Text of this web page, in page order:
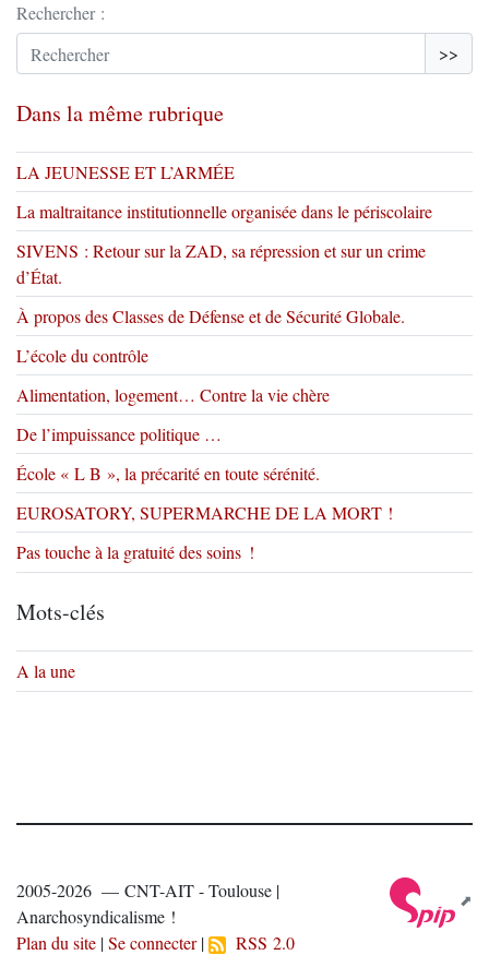
Rechercher :
>>
Dans la même rubrique
LA JEUNESSE ET L’ARMÉE
La maltraitance institutionnelle organisée dans le périscolaire
SIVENS : Retour sur la ZAD, sa répression et sur un crime
d’État.
À propos des Classes de Défense et de Sécurité Globale.
L’école du contrôle
Alimentation, logement… Contre la vie chère
De l’impuissance politique …
École « L B », la précarité en toute sérénité.
EUROSATORY, SUPERMARCHE DE LA MORT !
Pas touche à la gratuité des soins !
Mots-clés
A la une
2005-2026 — CNT-AIT - Toulouse |
Anarchosyndicalisme !
Plan du site |Se connecter| RSS 2.0